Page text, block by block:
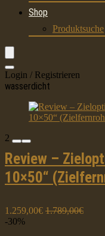
Shop
Produktsuche
Login / Registrieren
wasserdicht
2
Review –
10×50“
1.259,00€ 1.789,00€
-30%